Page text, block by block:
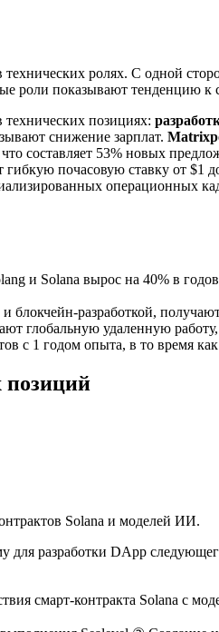
ролях. С одной
роли показывают тенденцию
позициях:
снижение зарплат.
составляет 53% новых
гибкую почасовую ставку от $1
операционных
и Solana вырос на 40% в
разработкой,
глобальную удаленную
с 1 годом опыта, в то время
позиций
Solana и моделей ИИ.
для разработки DApp
смарт-контракта Solana с